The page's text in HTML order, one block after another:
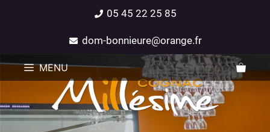
05 45 22 25 85
dom-bonnieure@orange.fr
MENU